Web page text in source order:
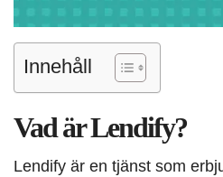
Innehåll
Vad är Lendify?
Lendify är en tjänst som